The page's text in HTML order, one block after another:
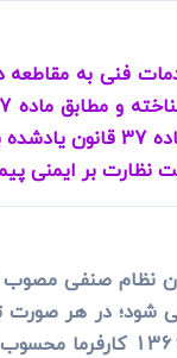
شود؛ در هر